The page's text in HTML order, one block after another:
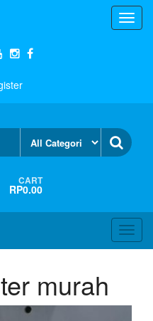
CART
RP0.00
murah